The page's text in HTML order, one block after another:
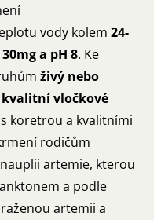
vody kolem 24-
a pH 8. Ke
živý nebo
vločkové
koretrou a kvalitními
rodičům
artemie, kterou
a podle
artemii a